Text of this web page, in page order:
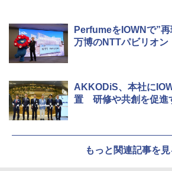
PerfumeをIOWNで”
万博のNTTパビリオン
AKKODiS、本社に
置 研修や共創を促進
もっと関連記事を見